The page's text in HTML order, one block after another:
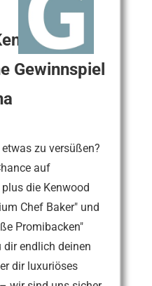
Gewinnspiel
zu versüßen?
auf
die Kenwood
Chef Baker" und
Promibacken"
dir endlich deinen
dir luxuriöses